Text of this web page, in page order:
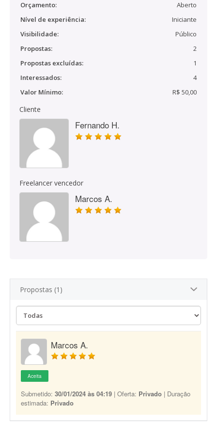
Orçamento:
Aberto
Nível de experiência:
Iniciante
Visibilidade:
Público
Propostas:
2
Propostas excluídas:
1
Interessados:
4
Valor Mínimo:
R$ 50,00
Cliente
Fernando H.
Freelancer vencedor
Marcos A.
Propostas (1)
Marcos A.
Aceita
Submetido: 30/01/2024 às 04:19 | Oferta: Privado | Duração
estimada: Privado